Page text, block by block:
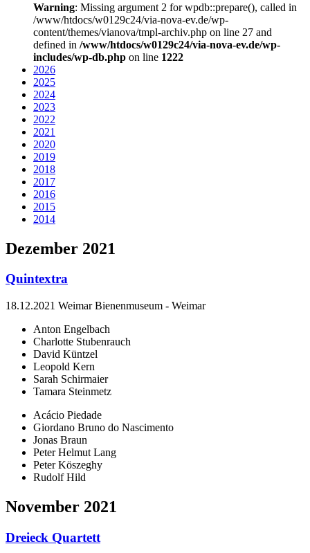
Warning: Missing argument 2 for wpdb::prepare(), called in
/www/htdocs/w0129c24/via-nova-ev.de/wp-
content/themes/vianova/tmpl-archiv.php on line 27 and
defined in /www/htdocs/w0129c24/via-nova-ev.de/wp-
includes/wp-db.php on line 1222
2026
2025
2024
2023
2022
2021
2020
2019
2018
2017
2016
2015
2014
Dezember 2021
Quintextra
18.12.2021 Weimar Bienenmuseum - Weimar
Anton Engelbach
Charlotte Stubenrauch
David Küntzel
Leopold Kern
Sarah Schirmaier
Tamara Steinmetz
Acácio Piedade
Giordano Bruno do Nascimento
Jonas Braun
Peter Helmut Lang
Peter Köszeghy
Rudolf Hild
November 2021
Dreieck Quartett